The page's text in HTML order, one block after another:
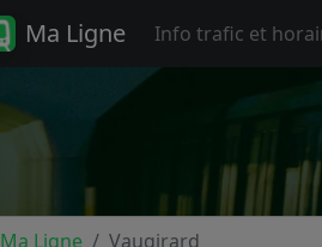
Ma Ligne Info trafic et
Ma Ligne Vaugirard